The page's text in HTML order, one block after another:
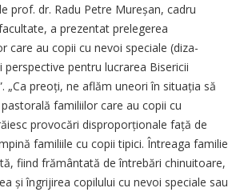
prof. dr. Radu Petre Mureșan, cadru
a prezentat prelegerea
care au copii cu nevoi speciale (diza­
perspective pentru lucrarea Bisericii
„Ca preoți, ne aflăm uneori în situația să
familiilor care au copii cu
provocări disproporționale față de
familiile cu copii tipici. Întreaga familie
fiind frământată de întrebări chinuitoare,
și îngrijirea copilului cu nevoi speciale sau